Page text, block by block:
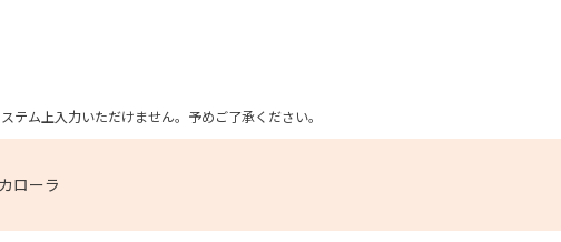
ム上入力いただけません。予めご了承ください。
ローラ